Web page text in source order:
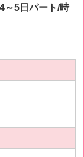
～5日パート/時